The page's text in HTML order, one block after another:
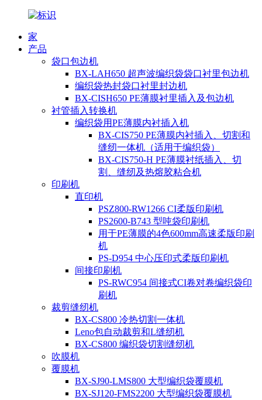
家
产品
袋口包边机
BX-LAH650 超声波编织袋袋口衬里包边机
编织袋热封袋口衬里封边机
BX-CISH650 PE薄膜衬里插入及包边机
衬管插入转换机
编织袋用PE薄膜内衬插入机
BX-CIS750 PE薄膜内衬插入、切割和
缝纫一体机（适用于编织袋）
BX-CIS750-H PE薄膜衬纸插入、切
割、缝纫及热熔胶粘合机
印刷机
直印机
PSZ800-RW1266 CI柔版印刷机
PS2600-B743 型吨袋印刷机
用于PE薄膜的4色600mm高速柔版印刷
机
PS-D954 中心压印式柔版印刷机
间接印刷机
PS-RWC954 间接式CI卷对卷编织袋印
刷机
裁剪缝纫机
BX-CS800 冷热切割一体机
Leno包自动裁剪和L缝纫机
BX-CS800 编织袋切割缝纫机
吹膜机
覆膜机
BX-SJ90-LMS800 大型编织袋覆膜机
BX-SJ120-FMS2200 大型编织袋覆膜机